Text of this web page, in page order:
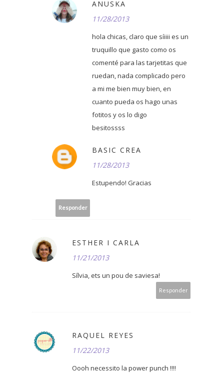
ANUSKA
11/28/2013
hola chicas, claro que síiiii es un
truquillo que gasto como os
comenté para las tarjetitas que
ruedan, nada complicado pero
a mi me bien muy bien, en
cuanto pueda os hago unas
fotitos y os lo digo
besitossss
BASIC CREA
11/28/2013
Estupendo! Gracias
Responder
ESTHER I CARLA
11/21/2013
Sílvia, ets un pou de saviesa!
Responder
RAQUEL REYES
11/22/2013
Oooh necessito la power punch !!!!